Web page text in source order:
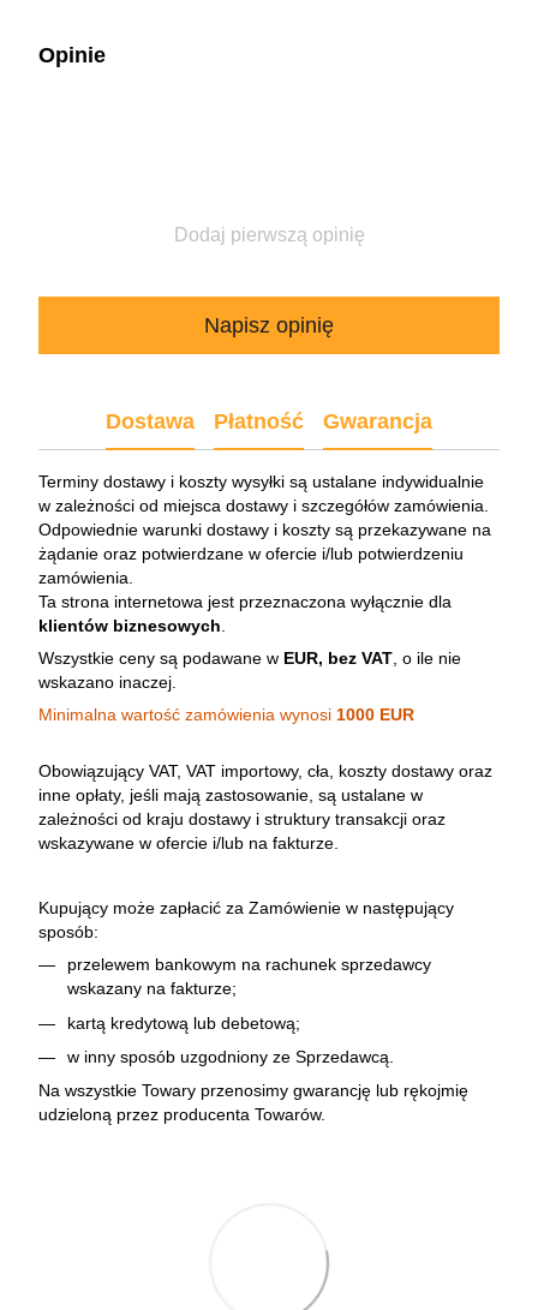
Opinie
Dodaj pierwszą opinię
Napisz opinię
Dostawa Płatność Gwarancja
Terminy dostawy i koszty wysyłki są ustalane indywidualnie
w zależności od miejsca dostawy i szczegółów zamówienia.
Odpowiednie warunki dostawy i koszty są przekazywane na
żądanie oraz potwierdzane w ofercie i/lub potwierdzeniu
zamówienia.
Ta strona internetowa jest przeznaczona wyłącznie dla
klientów biznesowych
Wszystkie ceny są podawane w EUR, bez VAT , o ile nie
wskazano inaczej.
Minimalna wartość zamówienia wynosi 1000 EUR
Obowiązujący VAT, VAT importowy, cła, koszty dostawy oraz
inne opłaty, jeśli mają zastosowanie, są ustalane w
zależności od kraju dostawy i struktury transakcji oraz
wskazywane w ofercie i/lub na fakturze.
Kupujący może zapłacić za Zamówienie w następujący
sposób:
przelewem bankowym na rachunek sprzedawcy
wskazany na fakturze;
kartą kredytową lub debetową;
w inny sposób uzgodniony ze Sprzedawcą.
Na wszystkie Towary przenosimy gwarancję lub rękojmię
udzieloną przez producenta Towarów.